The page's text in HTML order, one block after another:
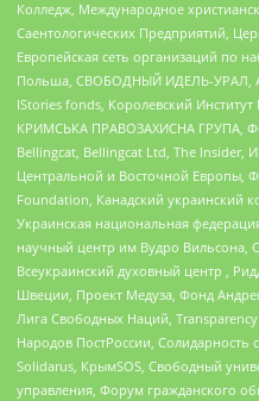
Колледж, Международное
Саентологических Предприятий,
Европейская сеть организаций по
Польша, СВОБОДНЫЙ ИДЕЛЬ-УРАЛ,
IStories fonds, Королевский
КРИМСЬКА ПРАВОЗАХИСНА ГРУПА,
Bellingcat, Bellingcat Ltd, The Insider,
Центральной и Восточной Европы,
Foundation, Канадский украинский
Украинская национальная
научный центр им Вудро Вильсона,
Всеукраинский духовный центр ,
Швеции, Проект Медуза, Фонд
Лига Свободных Наций,
Народов ПостРоссии, Солидарность
Solidarus, КрымSOS, Свободный
управления, Форум гражданского